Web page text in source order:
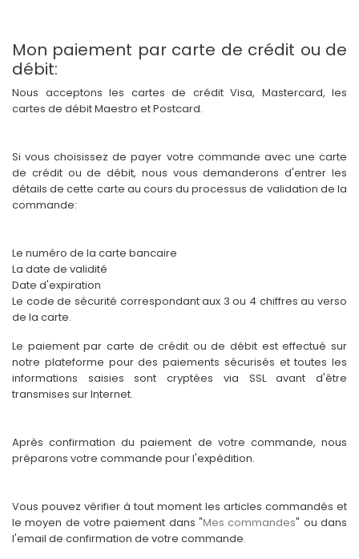
Mon paiement par carte de crédit ou de
débit:
Nous acceptons les cartes de crédit Visa, Mastercard, les
cartes de débit Maestro et Postcard.
Si vous choisissez de payer votre commande avec une carte
de crédit ou de débit, nous vous demanderons d'entrer les
détails de cette carte au cours du processus de validation de la
commande:
Le numéro de la carte bancaire
La date de validité
Date d'expiration
Le code de sécurité correspondant aux 3 ou 4 chiffres au verso
de la carte.
Le paiement par carte de crédit ou de débit est effectué sur
notre plateforme pour des paiements sécurisés et toutes les
informations saisies sont cryptées via SSL avant d'être
transmises sur Internet.
Après confirmation du paiement de votre commande, nous
préparons votre commande pour l'expédition.
Vous pouvez vérifier à tout moment les articles commandés et
le moyen de votre paiement dans "Mes commandes" ou dans
l'email de confirmation de votre commande.